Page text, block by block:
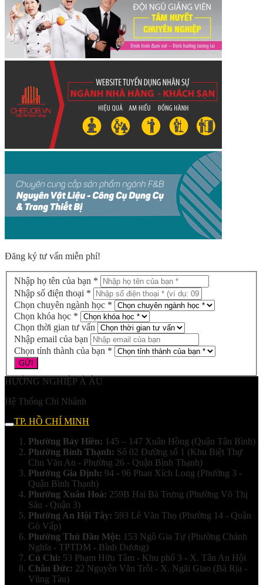
Đăng ký tư vấn miễn phí!
Nhập họ tên của bạn *
Nhập số điện thoại *
Chọn chuyên ngành học *
Chọn khóa học *
Chọn thời gian tư vấn
Nhập email của bạn
Chọn tỉnh thành của bạn *
HƯỚNG NGHIỆP Á ÂU
Hệ Thống Chi Nhánh
TP. HỒ CHÍ MINH
Phường Bảy Hiền: 145 – 147 Xuân Hồng (Quận Tân Bình)
Phường Bình Thạnh: Số 02 Đường số 1 (Khu Biệt Thự
Chu Văn An - Phường 26 - Quận Bình Thạnh)
Phường Gia Định: 94 - 96 Phan Xích Long (Phường 3 -
Quận Bình Thạnh)
Phường Xuân Hoà: 259B Hai Bà Trưng (Phường Võ Thị
Sáu - Quận 3)
Phường An Hội Tây: 593 Lê Văn Thọ (Phường 14 - Quận
Gò Vấp)
Phường Thủ Dầu Một: 153 Ngô Gia Tự (Phường Chánh
Nghĩa - TPTDM - Bình Dương)
Củ Chi: 53 Phạm Hữu Tâm - Khu phố 3 - X. Tân An Hội
Châu Đức: 22 Nguyễn Văn Trỗi - X. Ngãi Giao (Bà Rịa -
Vũng Tàu)